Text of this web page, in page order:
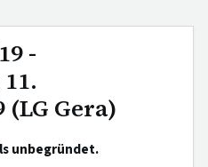
-
(LG Gera)
unbegründet.